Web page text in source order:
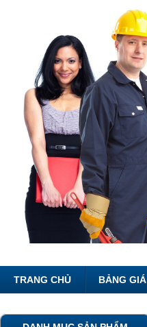
TRANG CHỦ BẢNG GIÁ